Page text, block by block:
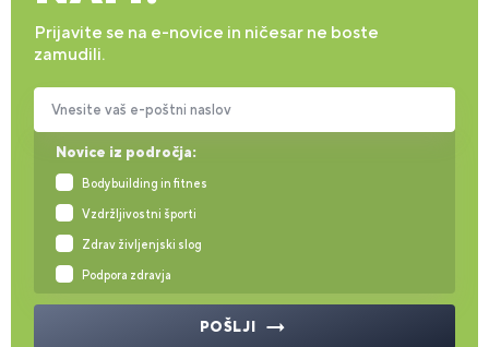
Prijavite se na e-novice in ničesar ne boste
zamudili.
Novice iz področja:
Bodybuilding in fitnes
Vzdržljivostni športi
Zdrav življenjski slog
Podpora zdravja
Vnesite vaš e-poštni naslov
POŠLJI